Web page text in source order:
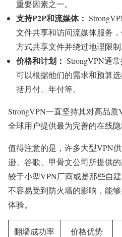
重要因素之一。
支持P2P和流媒体：
文件共享和访问流媒体服务
方式共享文件并绕过地理限制
价格和计划： StrongVPN通
可以根据他们的需求和预算
括月付、年付等。
StrongVPN一直坚持其对高品
全球用户提供最为完善的在线隐
值得注意的是，许多大型VPN
逊、谷歌、甲骨文公司所提供
较于小型VPN厂商或是那些自
不容易受到防火墙的影响，能
体验。
翻墙成功率 价格优势